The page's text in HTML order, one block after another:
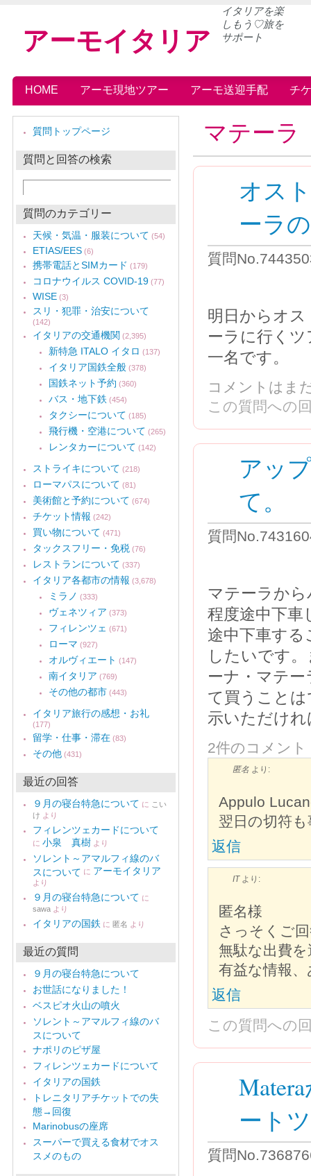
アーモイタリア
イタリアを楽
しもう♡旅を
サポート
HOME アーモ現地ツアー アーモ送迎手配 チ
マテーラ
オス
ーラ
質問
明日からオ
ーラに行く
一名です。
コメントはま
この質問への
アッ
て。
質問
マテーラか
程度途中下車
途中下車する
したいです
ーナ・マテ
て買うこと
示いただけ
2件のコメント
匿名 より:
Appulo
翌日の切符
返信
IT より:
匿名様
さっそくご
無駄な出費
有益な情報
返信
この質問への
ート
質問
質問トップページ
質問と回答の検索
質問のカテゴリー
天候・気温・服装について (54)
ETIAS/EES (6)
携帯電話とSIMカード (179)
コロナウイルス COVID-19 (77)
WISE (3)
スリ・犯罪・治安について
(142)
イタリアの交通機関 (2,395)
新特急 ITALO イタロ (137)
イタリア国鉄全般 (378)
国鉄ネット予約 (360)
バス・地下鉄 (454)
タクシーについて (185)
飛行機・空港について (265)
レンタカーについて (142)
ストライキについて (218)
ローマパスについて (81)
美術館と予約について (674)
チケット情報 (242)
買い物について (471)
タックスフリー・免税 (76)
レストランについて (337)
イタリア各都市の情報 (3,678)
ミラノ (333)
ヴェネツィア (373)
フィレンツェ (671)
ローマ (927)
オルヴィエート (147)
南イタリア (769)
その他の都市 (443)
イタリア旅行の感想・お礼
(177)
留学・仕事・滞在 (83)
その他 (431)
最近の回答
９月の寝台特急について に こい
け より
フィレンツェカードについて
に 小泉 真樹 より
ソレント～アマルフィ線のバ
スについて に アーモイタリア
より
９月の寝台特急について に
sawa より
イタリアの国鉄 に 匿名 より
最近の質問
９月の寝台特急について
お世話になりました！
ベスピオ火山の噴火
ソレント～アマルフィ線のバ
スについて
ナポリのピザ屋
フィレンツェカードについて
イタリアの国鉄
トレニタリアチケットでの失
態→回復
Marinobusの座席
スーパーで買える食材でオス
スメのもの